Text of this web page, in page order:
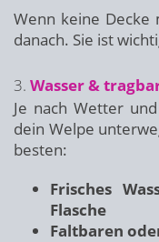
Wenn keine Decke
danach. Sie ist
3. Wasser &
Je nach Wetter
dein Welpe
besten:
Frisches
Flasche
Faltbaren